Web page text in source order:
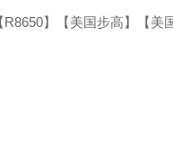
】【美国步高】【美